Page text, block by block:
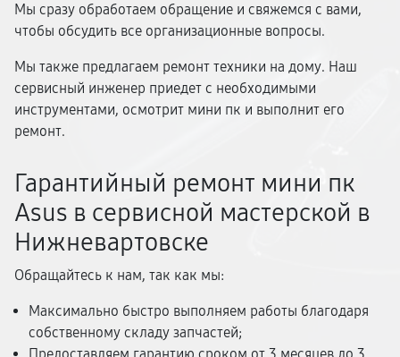
Мы сразу обработаем обращение и свяжемся с вами,
чтобы обсудить все организационные вопросы.
Мы также предлагаем ремонт техники на дому. Наш
сервисный инженер приедет с необходимыми
инструментами, осмотрит мини пк и выполнит его
ремонт.
Гарантийный ремонт мини пк
Asus в сервисной мастерской в
Нижневартовске
Обращайтесь к нам, так как мы:
Максимально быстро выполняем работы благодаря
собственному складу запчастей;